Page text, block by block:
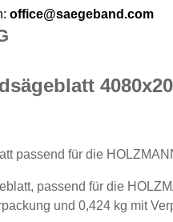
office@saegeband.com
passend für die
passend für die
und 0,424 kg mit